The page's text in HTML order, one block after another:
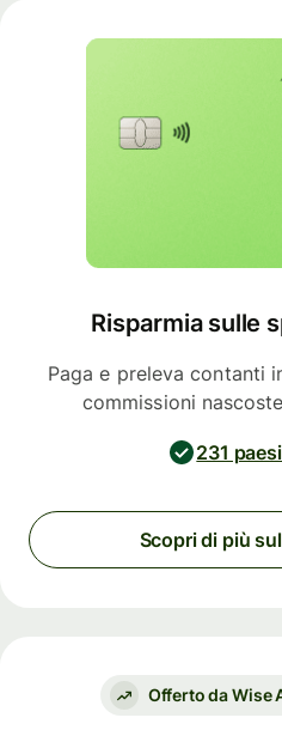
Risparmia sulle
Paga e preleva contanti
commissioni
231
Scopri di più
Offerto da Wise